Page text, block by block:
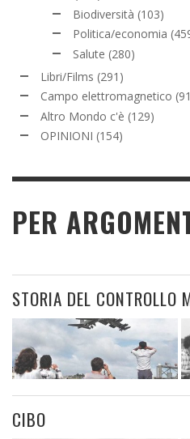
Biodiversità (103)
Politica/economia
Salute (280)
Libri/Films (291)
Campo elettromagnetico
Altro Mondo c'è (129)
OPINIONI (154)
PER
STORIA DEL CONTROLLO
CIBO